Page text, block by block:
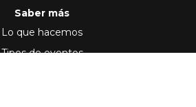
Saber más
Lo que hacemos
Tipos de eventos